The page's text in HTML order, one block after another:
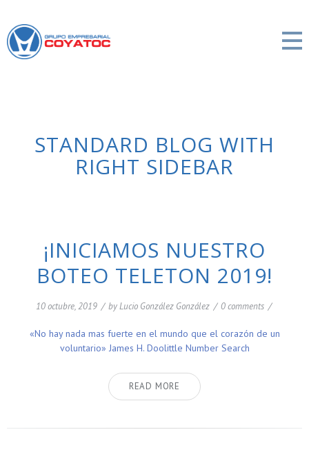
STANDARD BLOG WITH
RIGHT SIDEBAR
¡INICIAMOS NUESTRO
BOTEO TELETON 2019!
10 octubre, 2019 / byLucio González González / 0 comments /
«No hay nada mas fuerte en el mundo que el corazón de un
voluntario» James H. Doolittle Number Search
READ MORE